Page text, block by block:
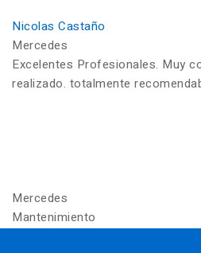
Nicolas Castaño
Mercedes
Excelentes Profesionales. Muy
realizado. totalmente
Mercedes
Mantenimiento